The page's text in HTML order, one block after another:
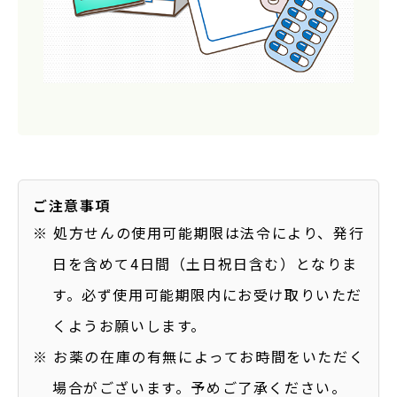
ご注意事項
※ 処方せんの使用可能期限は法令により、発行
日を含めて4日間（土日祝日含む）となりま
す。必ず使用可能期限内にお受け取りいただ
くようお願いします。
※ お薬の在庫の有無によってお時間をいただく
場合がございます。予めご了承ください。